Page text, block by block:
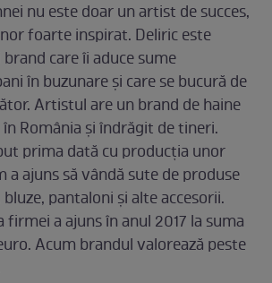
nu este doar un artist de succes,
foarte inspirat. Deliric este
care îi aduce sume
în buzunare și care se bucură de
Artistul are un brand de haine
România și îndrăgit de tineri.
prima dată cu producția unor
a ajuns să vândă sute de produse
pantaloni și alte accesorii.
firmei a ajuns în anul 2017 la suma
Acum brandul valorează peste